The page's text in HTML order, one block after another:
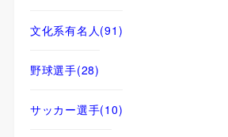
文化系有名人(91)
野球選手(28)
サッカー選手(10)